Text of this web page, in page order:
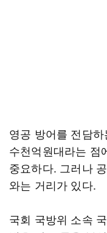
영공 방어를 전담
수천억원대라는 점
중요하다. 그러나
와는 거리가 있다.
국회 국방위 소속